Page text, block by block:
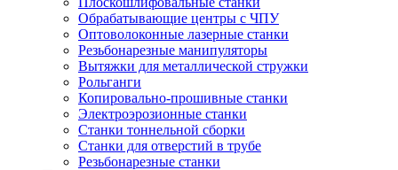
Обрабатывающие центры с ЧПУ
Оптоволоконные лазерные станки
Резьбонарезные манипуляторы
Вытяжки для металлической стружки
Рольганги
Копировально-прошивные станки
Электроэрозионные станки
Станки тоннельной сборки
Станки для отверстий в трубе
Резьбонарезные станки